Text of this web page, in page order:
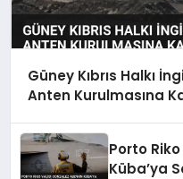
Güney Kıbrıs Halkı
Anten Kurulmasına
Porto
Küba’ya